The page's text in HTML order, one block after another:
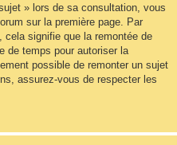
» lors de sa consultation, vous
sur la première page. Par
signifie que la remontée de
de temps pour autoriser la
possible de remonter un sujet
assurez-vous de respecter les